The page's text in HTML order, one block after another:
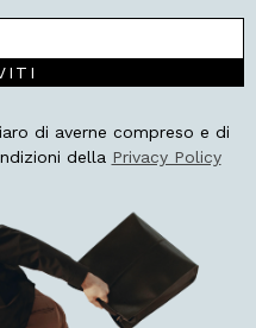
di averne compreso e di
della Privacy Policy